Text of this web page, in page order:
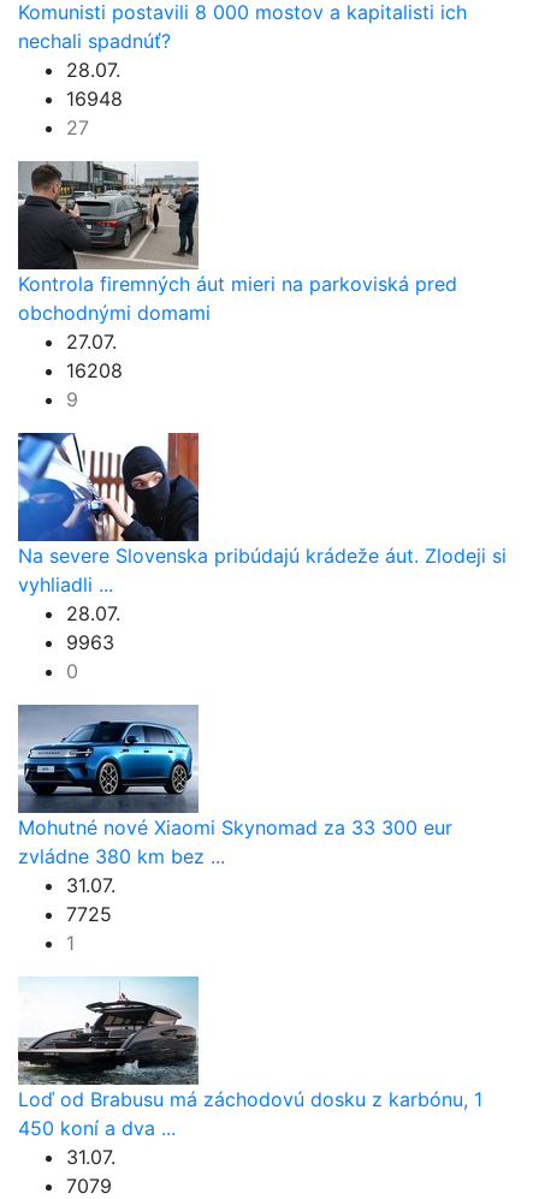
Komunisti postavili 8 000 mostov a kapitalisti ich
nechali spadnúť?
28.07.
16948
27
Kontrola firemných áut mieri na parkoviská pred
obchodnými domami
27.07.
16208
9
Na severe Slovenska pribúdajú krádeže áut. Zlodeji si
vyhliadli ...
28.07.
9963
0
Mohutné nové Xiaomi Skynomad za 33 300 eur
zvládne 380 km bez ...
31.07.
7725
1
Loď od Brabusu má záchodovú dosku z karbónu, 1
450 koní a dva ...
31.07.
7079